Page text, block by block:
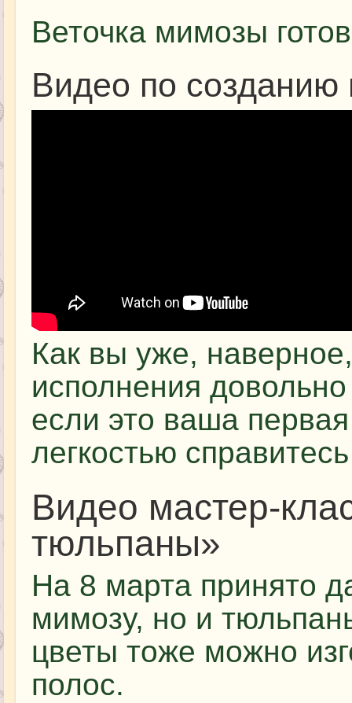
Веточка мимозы
Видео по созданию
Как вы уже,
исполнения
если это ваша
легкостью
Видео мастер-
тюльпаны»
На 8 марта принято
мимозу, но и
цветы тоже можно
полос.